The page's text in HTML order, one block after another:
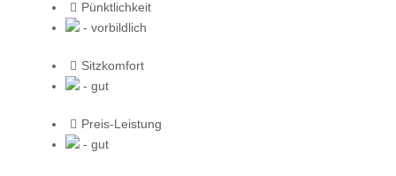
Pünktlichkeit
- vorbildlich
Sitzkomfort
- gut
Preis-Leistung
- gut